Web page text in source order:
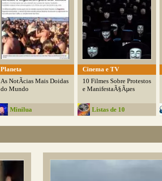
Planeta
As NotÃ­cias Mais Doidas
do Mundo
Minilua
Cinema e TV
10 Filmes Sobre Protestos
e ManifestaÃ§Ãµes
Listas de 10